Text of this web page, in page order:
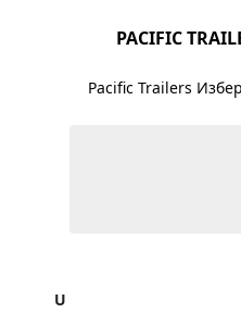
PACIFIC
Pacific Trailers
U